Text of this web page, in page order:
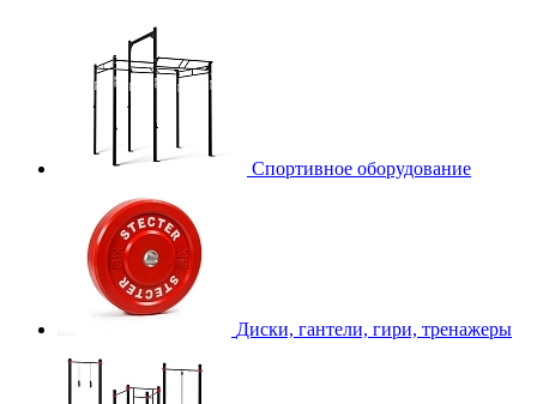
Спортивное оборудование
Диски, гантели, гири, тренажеры